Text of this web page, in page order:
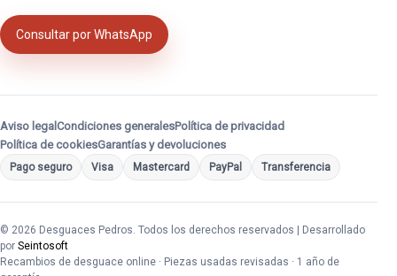
Consultar por WhatsApp
Aviso legal Condiciones generalesPolítica de privacidad
Política de cookiesGarantías y devoluciones
Pago seguro Visa Mastercard PayPal Transferencia
© 2026 Desguaces Pedros. Todos los derechos reservados | Desarrollado
por Seintosoft
Recambios de desguace online · Piezas usadas revisadas · 1 año de